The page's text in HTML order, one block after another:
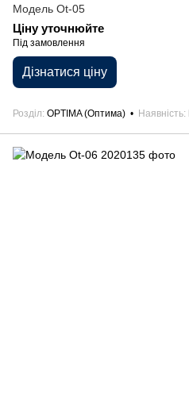
Модель Ot-05
Ціну уточнюйте
Під замовлення
Дізнатися ціну
Розділ OPTIMA (Оптима) Наявність